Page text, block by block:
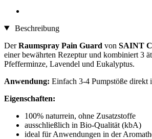
Beschreibung
DerRaumspray Pain Guard von SAINT
einer bewährten Rezeptur und kombiniert 3
Pfefferminze, Lavendel und Eukalyptus.
Anwendung: Einfach 3-4 Pumpstöße direkt
Eigenschaften:
100% naturrein, ohne Zusatzstoffe
ausschließlich in Bio-Qualität (kbA)
ideal für Anwendungen in der